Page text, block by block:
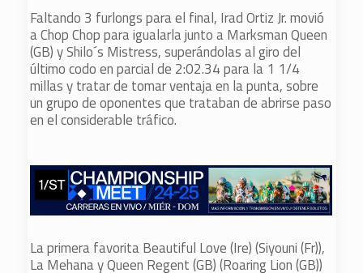
Faltando 3 furlongs para el final, Irad Ortiz Jr. movió
a Chop Chop para igualarla junto a Marksman Queen
(GB) y Shilo´s Mistress, superándolas al giro del
último codo en parcial de 2:02.34 para la 1 1/4
millas y tratar de tomar ventaja en la punta, sobre
un grupo de oponentes que trataban de abrirse paso
en el considerable tráfico.
La primera favorita Beautiful Love (Ire) (Siyouni (Fr)),
La Mehana y Queen Regent (GB) (Roaring Lion (GB))